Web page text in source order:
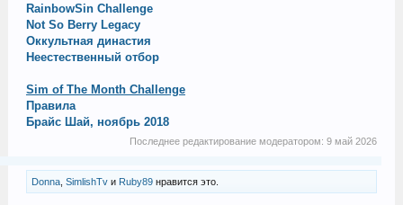
RainbowSin Challenge
Not So Berry Legacy
Оккультная династия
Неестественный отбор
Sim of The Month Challenge
Правила
Брайс Шай, ноябрь 2018
Последнее редактирование модератором:9 май 2026
Donna, SimlishTvи Ruby89нравится это.